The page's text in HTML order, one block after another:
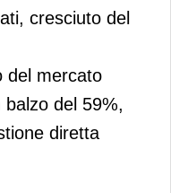
cresciuto del
del mercato
del 59%,
diretta